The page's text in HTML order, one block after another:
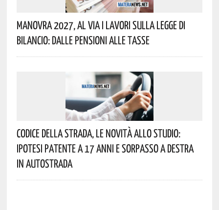
Manovra 2027, Al Via I Lavori Sulla Legge Di
Bilancio: Dalle Pensioni Alle Tasse
Codice Della Strada, Le Novità Allo Studio:
Ipotesi Patente A 17 Anni E Sorpasso A Destra
In Autostrada